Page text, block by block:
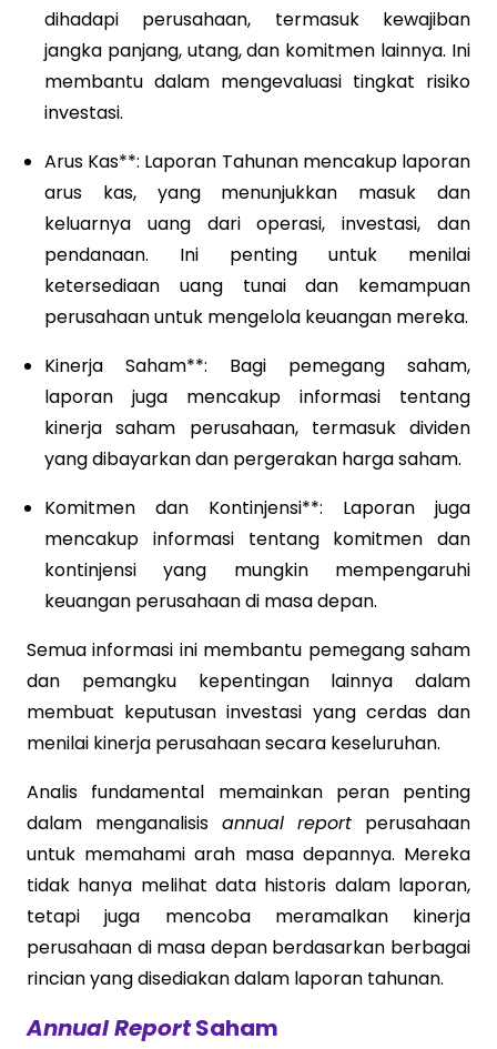
dihadapi perusahaan, termasuk kewajiban
jangka panjang, utang, dan komitmen lainnya. Ini
membantu dalam mengevaluasi tingkat risiko
investasi.
Arus Kas**: Laporan Tahunan mencakup laporan
arus kas, yang menunjukkan masuk dan
keluarnya uang dari operasi, investasi, dan
pendanaan. Ini penting untuk menilai
ketersediaan uang tunai dan kemampuan
perusahaan untuk mengelola keuangan mereka.
Kinerja Saham**: Bagi pemegang saham,
laporan juga mencakup informasi tentang
kinerja saham perusahaan, termasuk dividen
yang dibayarkan dan pergerakan harga saham.
Komitmen dan Kontinjensi**: Laporan juga
mencakup informasi tentang komitmen dan
kontinjensi yang mungkin mempengaruhi
keuangan perusahaan di masa depan.
Semua informasi ini membantu pemegang saham
dan pemangku kepentingan lainnya dalam
membuat keputusan investasi yang cerdas dan
menilai kinerja perusahaan secara keseluruhan.
Analis fundamental memainkan peran penting
dalam menganalisis annual report perusahaan
untuk memahami arah masa depannya. Mereka
tidak hanya melihat data historis dalam laporan,
tetapi juga mencoba meramalkan kinerja
perusahaan di masa depan berdasarkan berbagai
rincian yang disediakan dalam laporan tahunan.
Annual ReportSaham